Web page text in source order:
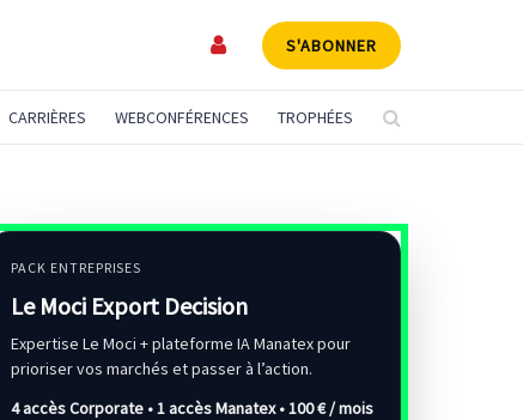
S'ABONNER
CARRIÈRES WEBCONFÉRENCES TROPHÉES
PACK ENTREPRISES
Le Moci Export Decision
Expertise Le Moci + plateforme IA Manatex pour
prioriser vos marchés et passer à l’action.
4 accès Corporate • 1 accès Manatex •100 € / mois